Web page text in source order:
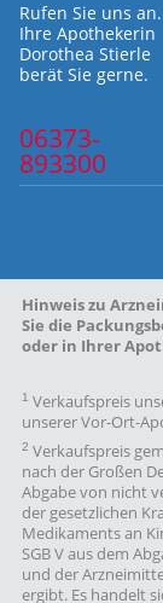
Rufen Sie uns an.
Ihre Apothekerin
Dorothea Stierle
berät Sie gerne.
06373-
893300
Hinweis zu
Sie die
oder in Ihrer
1 Verkaufspreis
unserer Vor-Ort-
2 Verkaufspreis
nach der Großen
Abgabe von nicht
der gesetzlichen
Medikaments an
SGB V aus dem
und der
ergibt. Es handelt